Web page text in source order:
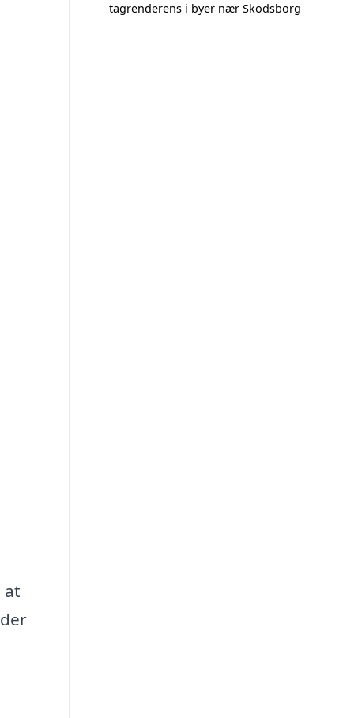
at
tagrenderens i byer nær Skodsborg